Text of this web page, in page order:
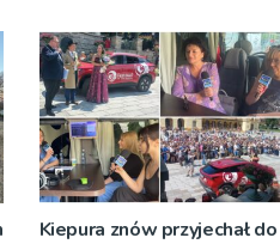
planistycznych
Kiepura znów przyjechał do